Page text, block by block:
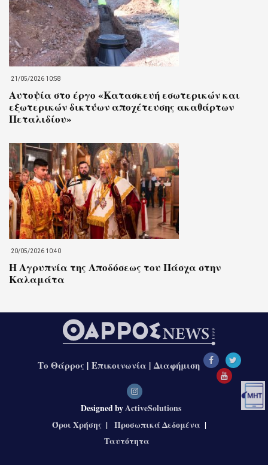
21/05/2026 10:58
Αυτοψία στο έργο «Κατασκευή εσωτερικών και
εξωτερικών δικτύων αποχέτευσης ακαθάρτων
Πεταλιδίου»
20/05/2026 10:40
Η Αγρυπνία της Αποδόσεως του Πάσχα στην
Καλαμάτα
Το Θάρρος | Επικοινωνία | Διαφήμιση
Designed byActiveSolutions
Όροι Χρήσης
Προσωπικά Δεδομένα
Ταυτότητα